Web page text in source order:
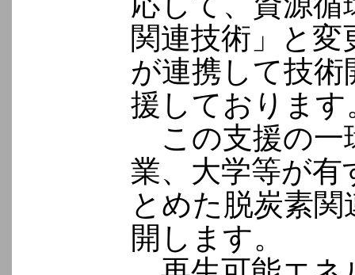
関連技術」と
が連携して技
援しております
この支援の一
業、大学等が
とめた脱炭素
開します。